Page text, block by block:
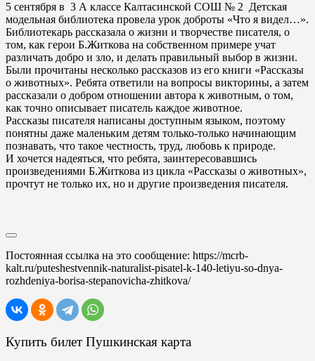
5 сентября в 3 А классе Калтасинской СОШ № 2 Детская
модельная библиотека провела урок доброты «Что я видел…».
Библиотекарь рассказала о жизни и творчестве писателя, о
том, как герои Б.Житкова на собственном примере учат
различать добро и зло, и делать правильный выбор в жизни.
Были прочитаны несколько рассказов из его книги «Рассказы
о животных». Ребята ответили на вопросы викторины, а затем
рассказали о добром отношении автора к животным, о том,
как точно описывает писатель каждое животное.
Рассказы писателя написаны доступным языком, поэтому
понятны даже маленьким детям только-только начинающим
познавать, что такое честность, труд, любовь к природе.
И хочется надеяться, что ребята, заинтересовавшись
произведениями Б.Житкова из цикла «Рассказы о животных»,
прочтут не только их, но и другие произведения писателя.
Постоянная ссылка на это сообщение: https://mcrb-
kalt.ru/puteshestvennik-naturalist-pisatel-k-140-letiyu-so-dnya-
rozhdeniya-borisa-stepanovicha-zhitkova/
Купить билет Пушкинская карта